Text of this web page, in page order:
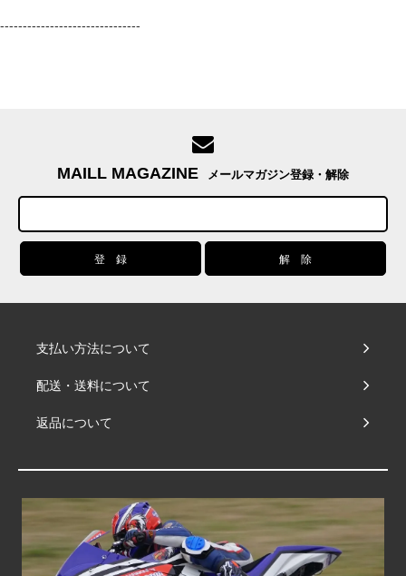
-------------------------------
MAILL MAGAZINE メールマガジン登録・解除
支払い方法について
配送・送料について
返品について